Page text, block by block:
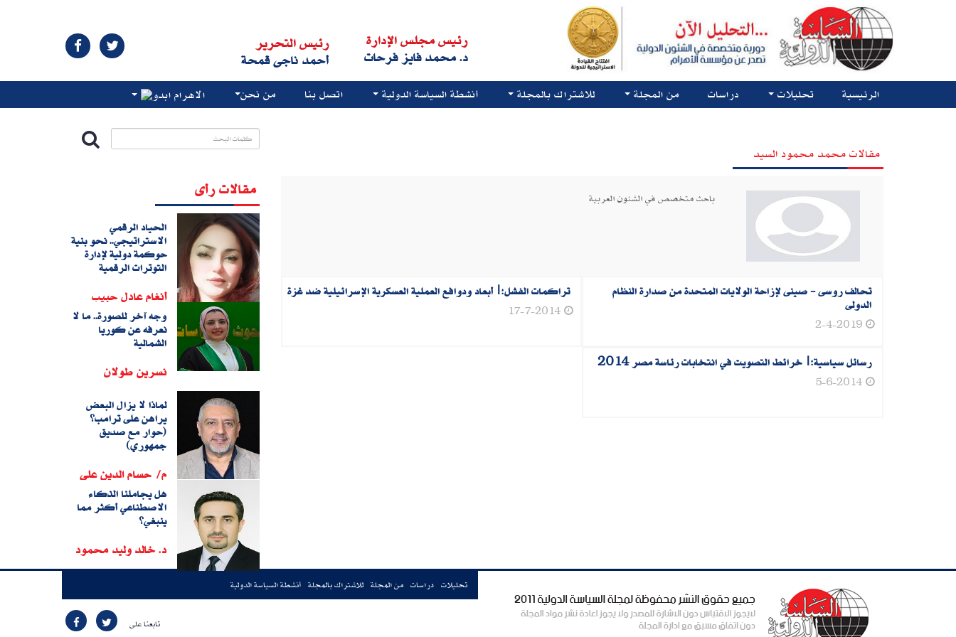
رئيس مجلس الإدارة
د. محمد فايز فرحات
رئيس التحرير
أحمد ناجى قمحة
الرئيسية تحليلات دراسات من المجلة للاشتراك بالمجلة أنشطة السياسة الدولية اتصل بنا من نحن الاهرام ابدو
مقالات محمد محمود السيد
باحث متخصص في الشئون العربية
تحالف روسى‮ - ‬صينى لإزاحة الولايات المتحدة‮ ‬من صدارة النظام
الدولى
2-4-2019
تراكمات الفشل:|أبعاد ودوافع العملية العسكرية الإسرائيلية ضد غزة
17-7-2014
رسائل سياسية:|خرائط التصويت في انتخابات رئاسة مصر 2014
5-6-2014
مقالات رأى
الحياد الرقمي
الاستراتيجي.. نحو بنية
حوكمة دولية لإدارة
التوترات الرقمية
أنغام عادل حبيب
وجه آخر للصورة.. ما لا
نعرفه عن كوريا
الشمالية
نسرين طولان
لماذا لا يزال البعض
يراهن على ترامب؟
(حوار مع صديق
جمهوري)
م/ حسام الدين على
هل يجاملنا الذكاء
الاصطناعي أكثر مما
ينبغي؟
د. خالد وليد محمود
تحليلات دراسات من المجلة للاشتراك بالمجلة أنشطة السياسة الدولية
تابعنا على